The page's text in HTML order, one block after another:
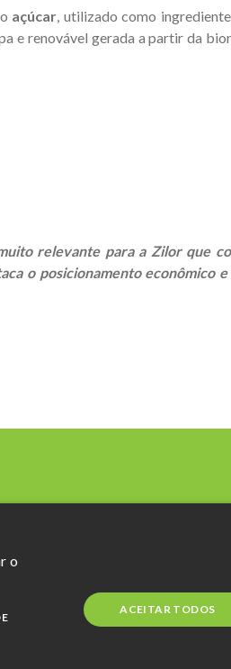
açúcar, utilizado como
e renovável gerada a partir da
relevante para a Zilor que
o posicionamento econômico
o
ACEITAR TODOS